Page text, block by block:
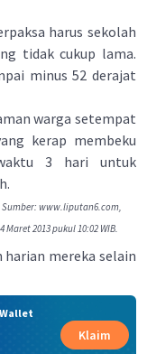
harus sekolah
tidak cukup lama.
minus 52 derajat
warga setempat
kerap membeku
3 hari untuk
Sumber: www.liputan6.com,
2013 pukul 10:02 WIB.
mereka selain
Klaim